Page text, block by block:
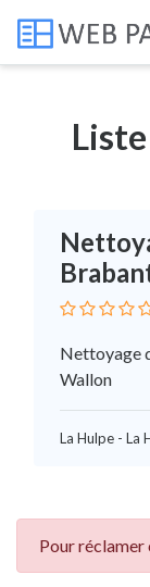
Nettoyage
Wallon
La Hulpe - La
Pour réclamer